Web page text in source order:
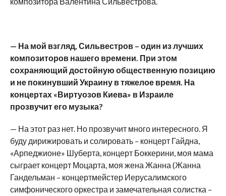
— На мой взгляд, Сильвестров – один из лучших
композиторов нашего времени. При этом
сохраняющий достойную общественную позицию
и не покинувший Украину в тяжелое время. На
концертах «Виртуозов Киева» в Израиле
прозвучит его музыка?
— На этот раз нет. Но прозвучит много интересного. Я
буду дирижировать и солировать – концерт Гайдна,
«Арпеджионе» Шуберта, концерт Боккерини, моя мама
сыграет концерт Моцарта, моя жена Жанна (Жанна
Гандельман – концертмейстер Иерусалимского
симфонического оркестра и замечательная солистка –